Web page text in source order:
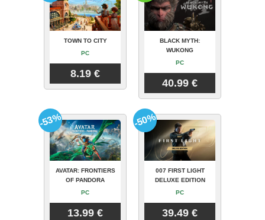
TOWN TO CITY
PC
8.19 €
BLACK MYTH:
WUKONG
PC
40.99 €
AVATAR: FRONTIERS
OF PANDORA
PC
13.99 €
-53%
007 FIRST LIGHT
DELUXE EDITION
PC
39.49 €
-50%